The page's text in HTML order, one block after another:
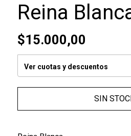
Reina
$15.000,00
Ver cuotas y descuentos
SIN